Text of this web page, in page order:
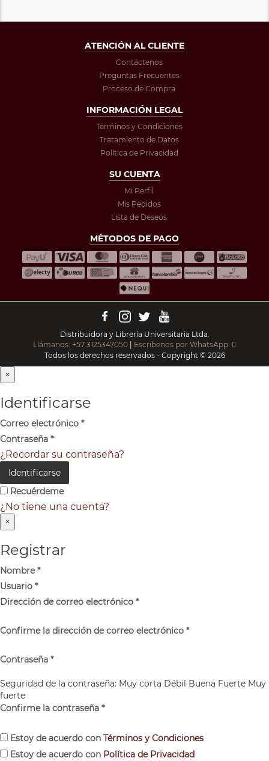
ATENCIÓN AL CLIENTE
Contáctenos
Preguntas Frecuentes
Proceso de Compra
INFORMACIÓN LEGAL
Términos y Condiciones
Tratamiento de Datos
Política de Privacidad
SU CUENTA
Mi Perfil
Mis Pedidos
Lista de Deseos
MÉTODOS DE PAGO
Distribuidora y Librería Universitaria Ltda.
Llámanos: +57 3125347050 | Escríbenos por WhatsApp:
Todos los derechos reservados - Copyright © 2026
×
Identificarse
Correo electrónico *
Contraseña *
¿Recordar su contraseña?
Identificarse
Recuérdeme
¿No tiene una cuenta?
×
Registrar
Nombre*
Usuario *
Dirección de correo electrónico *
Confirme la dirección de correo electrónico *
Contraseña *
Seguridad de la contraseña: Muy corta Débil Buena Fuerte Muy
fuerte
Confirme la contraseña *
Estoy de acuerdo con Términos y Condiciones
Estoy de acuerdo con Política de Privacidad